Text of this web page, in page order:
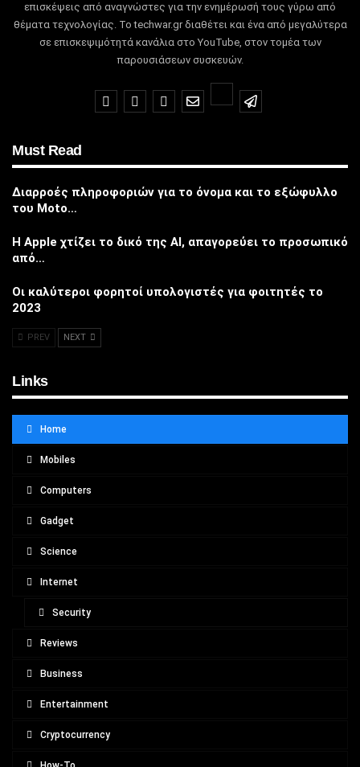
επισκέψεις από αναγνώστες για την ενημέρωσή τους γύρω από
θέματα τεχνολογίας. Το techwar.gr διαθέτει και ένα από μεγαλύτερα
σε επισκεψιμότητά κανάλια στο YouTube, στον τομέα των
παρουσιάσεων συσκευών.
Must Read
Διαρροές πληροφοριών για το όνομα και το εξώφυλλο
του Moto…
Η Apple χτίζει το δικό της AI, απαγορεύει το προσωπικό
από…
Οι καλύτεροι φορητοί υπολογιστές για φοιτητές το
2023
PREV NEXT
Links
Home
Mobiles
Computers
Gadget
Science
Internet
Security
Reviews
Business
Entertainment
Cryptocurrency